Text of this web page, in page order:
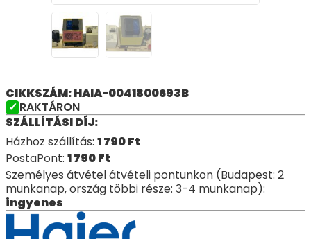
CIKKSZÁM: HAIA-0041800693B
RAKTÁRON
SZÁLLÍTÁSI DÍJ:
Házhoz szállítás: 1 790Ft
PostaPont: 1 790Ft
Személyes átvétel átvételi pontunkon (Budapest: 2
munkanap, ország többi része: 3-4 munkanap):
ingyenes